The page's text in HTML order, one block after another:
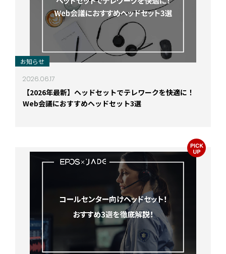
お知らせ
2026.06.17
【2026年最新】ヘッドセットでテレワークを快適に！
Web会議におすすめヘッドセット3選